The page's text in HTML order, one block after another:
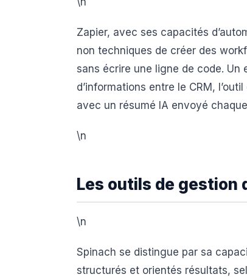
Zapier, avec ses capacités
non techniques de créer des
sans écrire une ligne de code.
d’informations entre le CRM,
avec un résumé IA envoyé
\n
Les outils de gestion
\n
Spinach se distingue par sa
structurés et orientés résultats,